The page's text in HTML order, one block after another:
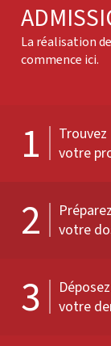
La réalisation
commence ici.
1
Trouvez
votre
2
Préparez
votre
3
Déposez
votre